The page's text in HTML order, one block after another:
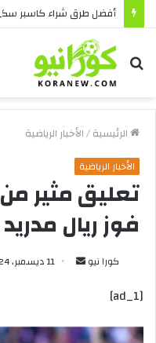
أفضل طرق شراء كاسبر
بحث
عن
الرئيسية/الأخبار الرياضية
الأخبار الرياضية
تعليق مثير
فوز ريال
كورا نيو
أرسل 11 ديسمبر، 2024
[ad_1]